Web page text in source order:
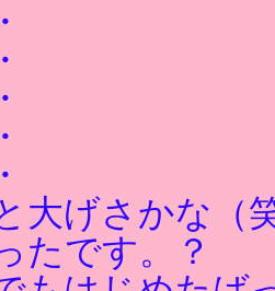
大げさかな（
たです。？